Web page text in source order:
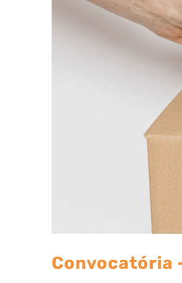
Convocatória